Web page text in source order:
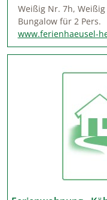
Weißig Nr. 7h, Weißig
Bungalow für 2 Pers.
www.ferienhaeusel-